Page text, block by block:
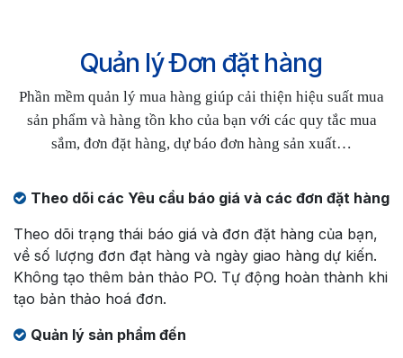
Quản lý Đơn đặt hàng
Phần mềm quản lý mua hàng giúp cải thiện hiệu suất mua
sản phẩm và hàng tồn kho của bạn với các quy tắc mua
sắm, đơn đặt hàng, dự báo đơn hàng sản xuất…
Theo dõi các Yêu cầu báo giá và các đơn đặt hàng
Theo dõi trạng thái báo giá và đơn đặt hàng của bạn,
về số lượng đơn đạt hàng và ngày giao hàng dự kiến.
Không tạo thêm bản thảo PO. Tự động hoàn thành khi
tạo bản thảo hoá đơn.
Quản lý sản phẩm đến